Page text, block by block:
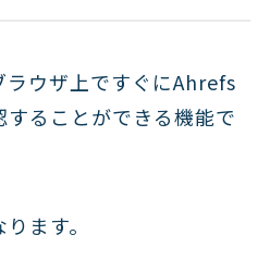
ラウザ上ですぐにAhrefs
ることができる機能で
ます。